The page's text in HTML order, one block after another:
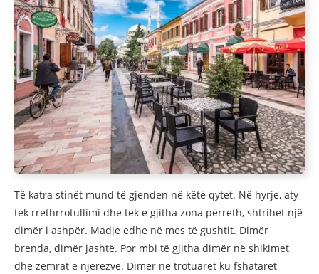
Të katra stinët mund të gjenden në këtë qytet. Në hyrje, aty
tek rrethrrotullimi dhe tek e gjitha zona përreth, shtrihet një
dimër i ashpër. Madje edhe në mes të gushtit. Dimër
brenda, dimër jashtë. Por mbi të gjitha dimër në shikimet
dhe zemrat e njerëzve. Dimër në trotuarët ku fshatarët